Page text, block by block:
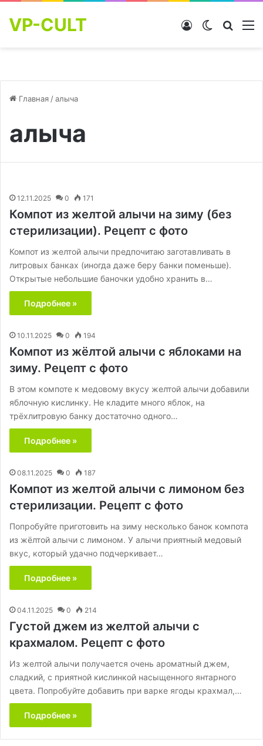
VP-CULT Switch skin
Войти
Главная /алыча
алыча
12.11.2025 0 171
Компот из желтой алычи на зиму (без
стерилизации). Рецепт с фото
Компот из желтой алычи предпочитаю заготавливать в
литровых банках (иногда даже беру банки поменьше).
Открытые небольшие баночки удобно хранить в…
Подробнее »
10.11.2025 0 194
Компот из жёлтой алычи с яблоками на
зиму. Рецепт с фото
В этом компоте к медовому вкусу желтой алычи добавили
яблочную кислинку. Не кладите много яблок, на
трёхлитровую банку достаточно одного…
Подробнее »
08.11.2025 0 187
Компот из желтой алычи с лимоном без
стерилизации. Рецепт с фото
Попробуйте приготовить на зиму несколько банок компота
из жёлтой алычи с лимоном. У алычи приятный медовый
вкус, который удачно подчеркивает…
Подробнее »
04.11.2025 0 214
Густой джем из желтой алычи с
крахмалом. Рецепт с фото
Из желтой алычи получается очень ароматный джем,
сладкий, с приятной кислинкой насыщенного янтарного
цвета. Попробуйте добавить при варке ягоды крахмал,…
Подробнее »